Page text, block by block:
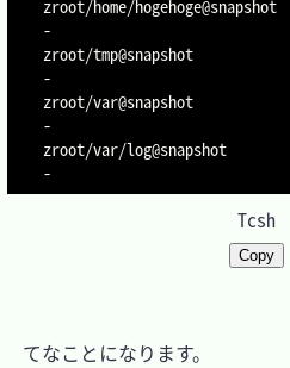
zroot/home/
-
zroot/tmp@snapshot
-
zroot/var@snapshot
-
zroot/var/log@snapshot
Tcsh
Copy
てなことになります。